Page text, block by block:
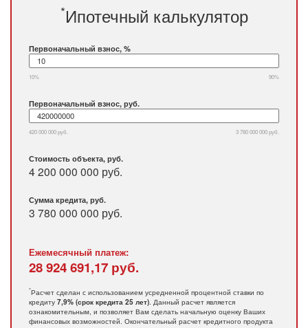
*Ипотечный калькулятор
Первоначальный взнос, %
10% 90%
Первоначальный взнос, руб.
420 000 000 руб. 3 780 000 000 руб.
Стоимость объекта, руб.
4 200 000 000 руб.
Сумма кредита, руб.
3 780 000 000 руб.
Ежемесячный платеж:
28 924 691,17 руб.
*Расчет сделан с использованием усредненной процентной ставки по
кредиту 7,9% (срок кредита 25 лет). Данный расчет является
ознакомительным, и позволяет Вам сделать начальную оценку Ваших
финансовых возможностей. Окончательный расчет кредитного продукта